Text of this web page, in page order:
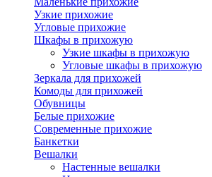
Узкие прихожие
Угловые прихожие
Шкафы в прихожую
Узкие шкафы в прихожую
Угловые шкафы в прихожую
Зеркала для прихожей
Комоды для прихожей
Обувницы
Белые прихожие
Современные прихожие
Банкетки
Вешалки
Настенные вешалки